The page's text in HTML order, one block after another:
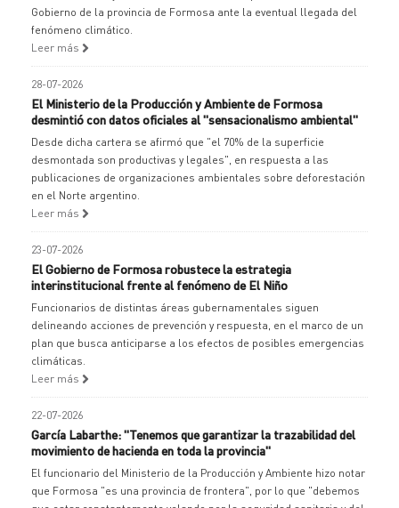
Gobierno de la provincia de Formosa ante la eventual llegada del
fenómeno climático.
Leer más
28-07-2026
El Ministerio de la Producción y Ambiente de Formosa
desmintió con datos oficiales al "sensacionalismo ambiental"
Desde dicha cartera se afirmó que "el 70% de la superficie
desmontada son productivas y legales", en respuesta a las
publicaciones de organizaciones ambientales sobre deforestación
en el Norte argentino.
Leer más
23-07-2026
El Gobierno de Formosa robustece la estrategia
interinstitucional frente al fenómeno de El Niño
Funcionarios de distintas áreas gubernamentales siguen
delineando acciones de prevención y respuesta, en el marco de un
plan que busca anticiparse a los efectos de posibles emergencias
climáticas.
Leer más
22-07-2026
García Labarthe: "Tenemos que garantizar la trazabilidad del
movimiento de hacienda en toda la provincia"
El funcionario del Ministerio de la Producción y Ambiente hizo notar
que Formosa "es una provincia de frontera", por lo que "debemos